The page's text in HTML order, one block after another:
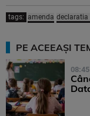
tags: amenda declaratia
PE ACEEAȘI
08:45